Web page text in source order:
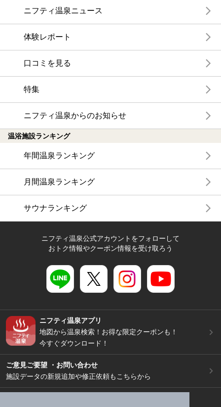
ニフティ温泉ニュース
体験レポート
口コミを見る
特集
ニフティ温泉からのお知らせ
温浴施設ランキング
年間温泉ランキング
月間温泉ランキング
サウナランキング
ニフティ温泉公式アカウントをフォローして
おトク情報やクーポン情報を受け取ろう
ニフティ温泉アプリ
地図から温泉検索！お得な限定クーポンも！
今すぐダウンロード！
ご意見ご要望 ・お問い合わせ
施設データの新規追加や修正依頼もこちらから